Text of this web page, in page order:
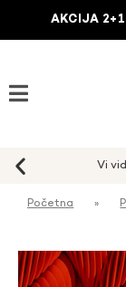
AKCIJA
Početna »